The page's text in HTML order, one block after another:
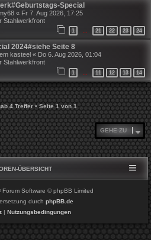
Special
« Fr 7. Aug 2026, 17:25
Stahlwerkfront
1 21 22 23 24
2024#siehe Seite 8
kasteel « Do 6. Aug 2026, 01:04
Stahlwerkfront
1 11 12 13 14
4 Treffer • Seite1von1
GEHE ZU
ÜBERSICHT
Forum Software © phpBB Limited
durch phpBB.de
| Nutzungsbedingungen